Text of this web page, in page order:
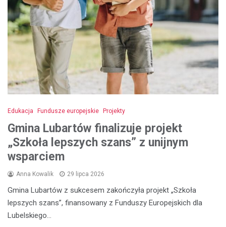
Edukacja Fundusze europejskie Projekty
Gmina Lubartów finalizuje projekt
„Szkoła lepszych szans” z unijnym
wsparciem
Anna Kowalik 29 lipca 2026
Gmina Lubartów z sukcesem zakończyła projekt „Szkoła
lepszych szans”, finansowany z Funduszy Europejskich dla
Lubelskiego…